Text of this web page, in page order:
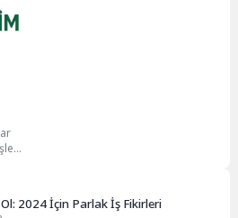
2024 İçin Parlak İş Fikirleri